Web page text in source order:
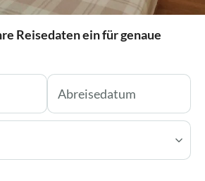
Reisedaten ein für genaue